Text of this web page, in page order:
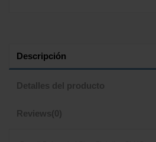
Descripción
Detalles del producto
Reviews(0)